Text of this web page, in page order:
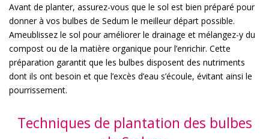
Avant de planter, assurez-vous que le sol est bien préparé pour
donner à vos bulbes de Sedum le meilleur départ possible.
Ameublissez le sol pour améliorer le drainage et mélangez-y du
compost ou de la matière organique pour l’enrichir. Cette
préparation garantit que les bulbes disposent des nutriments
dont ils ont besoin et que l’excès d’eau s’écoule, évitant ainsi le
pourrissement.
Techniques de plantation des bulbes